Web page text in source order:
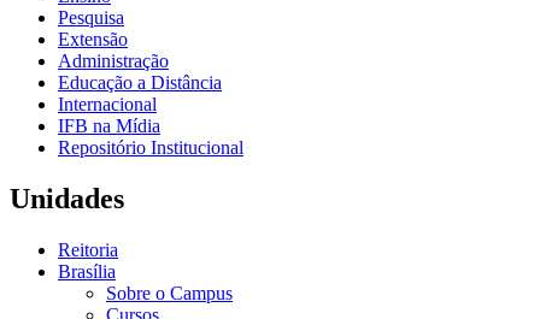
Pesquisa
Extensão
Administração
Educação a Distância
Internacional
IFB na Mídia
Repositório Institucional
Unidades
Reitoria
Brasília
Sobre o Campus
Cursos